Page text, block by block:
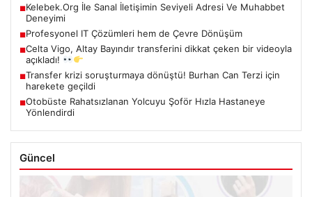
■Kelebek.Org İle Sanal İletişimin Seviyeli Adresi Ve Muhabbet
Deneyimi
■Profesyonel IT Çözümleri hem de Çevre Dönüşüm
■Celta Vigo, Altay Bayındır transferini dikkat çeken bir videoyla
açıkladı!
■Transfer krizi soruşturmaya dönüştü! Burhan Can Terzi için
harekete geçildi
■Otobüste Rahatsızlanan Yolcuyu Şoför Hızla Hastaneye
Yönlendirdi
Güncel